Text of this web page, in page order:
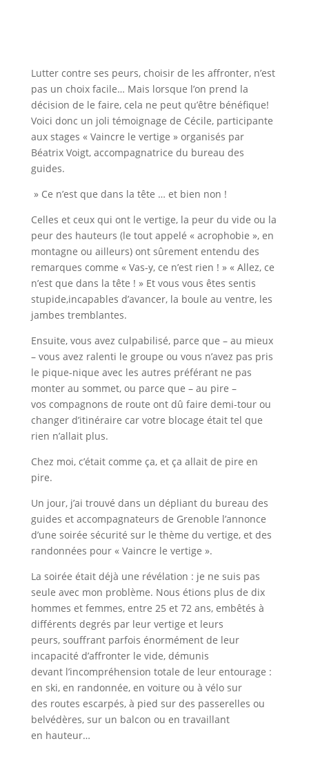
Lutter contre ses peurs, choisir de les affronter, n’est
pas un choix facile… Mais lorsque l’on prend la
décision de le faire, cela ne peut qu’être bénéfique!
Voici donc un joli témoignage de Cécile, participante
aux stages « Vaincre le vertige » organisés par
Béatrix Voigt, accompagnatrice du bureau des
guides.
» Ce n’est que dans la tête … et bien non !
Celles et ceux qui ont le vertige, la peur du vide ou la
peur des hauteurs (le tout appelé « acrophobie », en
montagne ou ailleurs) ont sûrement entendu des
remarques comme « Vas-y, ce n’est rien ! » « Allez, ce
n’est que dans la tête ! » Et vous vous êtes sentis
stupide,incapables d’avancer, la boule au ventre, les
jambes tremblantes.
Ensuite, vous avez culpabilisé, parce que – au mieux
– vous avez ralenti le groupe ou vous n’avez pas pris
le pique-nique avec les autres préférant ne pas
monter au sommet, ou parce que – au pire –
vos compagnons de route ont dû faire demi-tour ou
changer d’itinéraire car votre blocage était tel que
rien n’allait plus.
Chez moi, c’était comme ça, et ça allait de pire en
pire.
Un jour, j’ai trouvé dans un dépliant du bureau des
guides et accompagnateurs de Grenoble l’annonce
d’une soirée sécurité sur le thème du vertige, et des
randonnées pour « Vaincre le vertige ».
La soirée était déjà une révélation : je ne suis pas
seule avec mon problème. Nous étions plus de dix
hommes et femmes, entre 25 et 72 ans, embêtés à
différents degrés par leur vertige et leurs
peurs, souffrant parfois énormément de leur
incapacité d’affronter le vide, démunis
devant l’incompréhension totale de leur entourage :
en ski, en randonnée, en voiture ou à vélo sur
des routes escarpés, à pied sur des passerelles ou
belvédères, sur un balcon ou en travaillant
en hauteur…